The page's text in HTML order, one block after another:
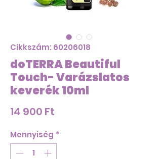
Cikkszám: 60206018
doTERRA Beautiful
Touch- Varázslatos
keverék 10ml
14 900 Ft
Mennyiség *